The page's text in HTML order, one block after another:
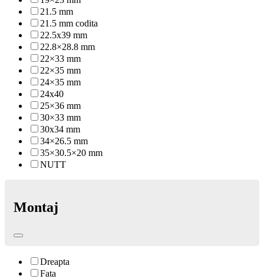
21.5 mm
21.5 mm codita
22.5x39 mm
22.8×28.8 mm
22×33 mm
22×35 mm
24×35 mm
24x40
25×36 mm
30×33 mm
30x34 mm
34×26.5 mm
35×30.5×20 mm
NUTT
Montaj
Dreapta
Fata